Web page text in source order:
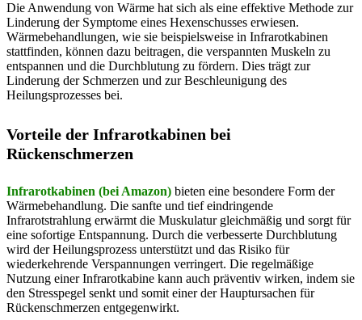
Die Anwendung von Wärme hat sich als eine effektive Methode zur
Linderung der Symptome eines Hexenschusses erwiesen.
Wärmebehandlungen, wie sie beispielsweise in Infrarotkabinen
stattfinden, können dazu beitragen, die verspannten Muskeln zu
entspannen und die Durchblutung zu fördern. Dies trägt zur
Linderung der Schmerzen und zur Beschleunigung des
Heilungsprozesses bei.
Vorteile der Infrarotkabinen bei
Rückenschmerzen
Infrarotkabinen (bei Amazon) bieten eine besondere Form der
Wärmebehandlung. Die sanfte und tief eindringende
Infrarotstrahlung erwärmt die Muskulatur gleichmäßig und sorgt für
eine sofortige Entspannung. Durch die verbesserte Durchblutung
wird der Heilungsprozess unterstützt und das Risiko für
wiederkehrende Verspannungen verringert. Die regelmäßige
Nutzung einer Infrarotkabine kann auch präventiv wirken, indem sie
den Stresspegel senkt und somit einer der Hauptursachen für
Rückenschmerzen entgegenwirkt.